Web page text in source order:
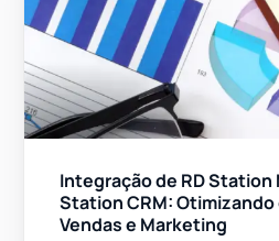
Integração de RD Station
Station CRM: Otimizando
Vendas e Marketing